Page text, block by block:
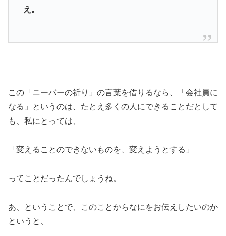
え。
この「ニーバーの祈り」の言葉を借りるなら、「会社員に
なる」というのは、たとえ多くの人にできることだとして
も、私にとっては、
「変えることのできないものを、変えようとする」
ってことだったんでしょうね。
あ、ということで、このことからなにをお伝えしたいのか
というと、